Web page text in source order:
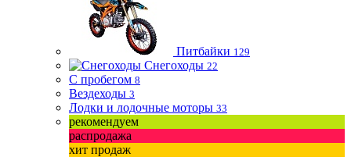
Питбайки 129
Снегоходы 22
С пробегом 8
Вездеходы 3
Лодки и лодочные моторы 33
рекомендуем
распродажа
хит продаж